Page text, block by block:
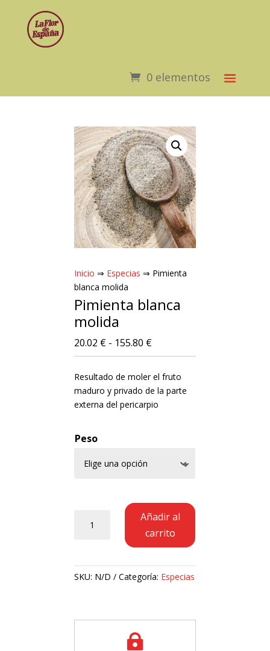
0 elementos
Inicio ⇒ Especias ⇒ Pimienta
blanca molida
Pimienta blanca
molida
20.02 € - 155.80 €Rango
de
desde
20.02 €
hasta
Resultado de moler el fruto
maduro y privado de la parte
externa del pericarpio
Peso
blanca
Añadir al
carrito
SKU: N/D Categoría: Especias
